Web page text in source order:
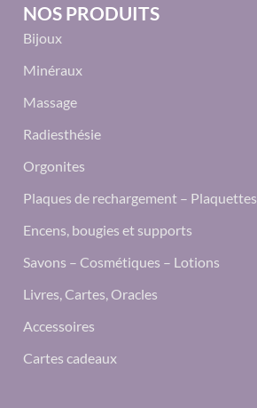
NOS PRODUITS
Bijoux
Minéraux
Massage
Radiesthésie
Orgonites
Plaques de rechargement – Plaquettes
Encens, bougies et supports
Savons – Cosmétiques – Lotions
Livres, Cartes, Oracles
Accessoires
Cartes cadeaux